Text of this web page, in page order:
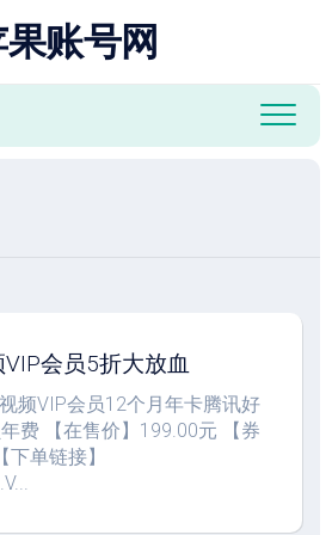
账号网
会员5折大放血
频VIP会员12个月年卡腾讯好
费 【在售价】199.00元 【券
单链接】